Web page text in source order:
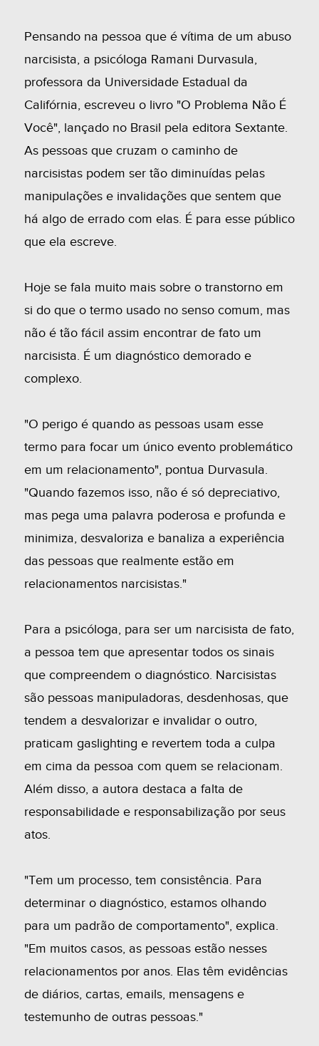
Pensando na pessoa que é vítima de um abuso
narcisista, a psicóloga Ramani Durvasula,
professora da Universidade Estadual da
Califórnia, escreveu o livro "O Problema Não É
Você", lançado no Brasil pela editora Sextante.
As pessoas que cruzam o caminho de
narcisistas podem ser tão diminuídas pelas
manipulações e invalidações que sentem que
há algo de errado com elas. É para esse público
que ela escreve.
Hoje se fala muito mais sobre o transtorno em
si do que o termo usado no senso comum, mas
não é tão fácil assim encontrar de fato um
narcisista. É um diagnóstico demorado e
complexo.
"O perigo é quando as pessoas usam esse
termo para focar um único evento problemático
em um relacionamento", pontua Durvasula.
"Quando fazemos isso, não é só depreciativo,
mas pega uma palavra poderosa e profunda e
minimiza, desvaloriza e banaliza a experiência
das pessoas que realmente estão em
relacionamentos narcisistas."
Para a psicóloga, para ser um narcisista de fato,
a pessoa tem que apresentar todos os sinais
que compreendem o diagnóstico. Narcisistas
são pessoas manipuladoras, desdenhosas, que
tendem a desvalorizar e invalidar o outro,
praticam gaslighting e revertem toda a culpa
em cima da pessoa com quem se relacionam.
Além disso, a autora destaca a falta de
responsabilidade e responsabilização por seus
atos.
"Tem um processo, tem consistência. Para
determinar o diagnóstico, estamos olhando
para um padrão de comportamento", explica.
"Em muitos casos, as pessoas estão nesses
relacionamentos por anos. Elas têm evidências
de diários, cartas, emails, mensagens e
testemunho de outras pessoas."